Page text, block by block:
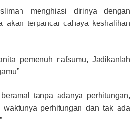
menghiasi dirinya dengan
akan terpancar cahaya keshalihan
pemenuh nafsumu, Jadikanlah
tanpa adanya perhitungan,
perhitungan dan tak ada